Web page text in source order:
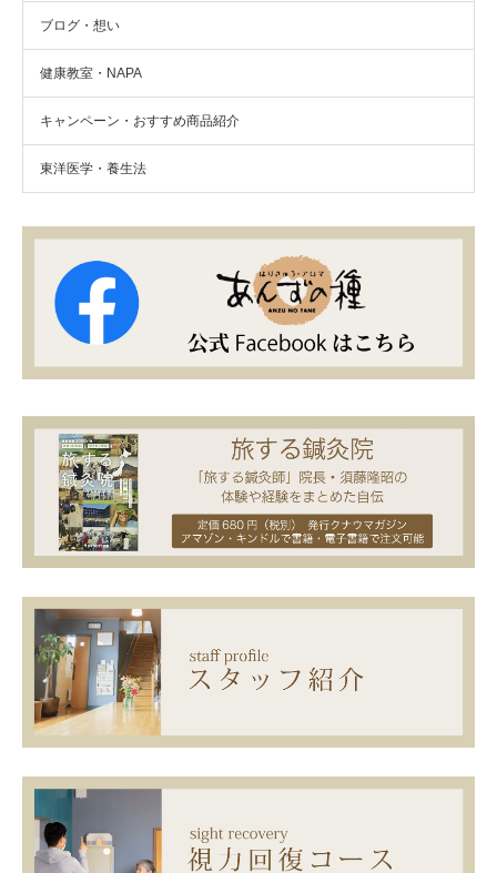
ブログ・想い
健康教室・NAPA
キャンペーン・おすすめ商品紹介
東洋医学・養生法